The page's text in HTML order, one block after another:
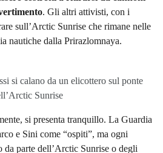
. Gli altri attivisti, con i
sull’Arctic Sunrise che rimane nelle
nautiche dalla Prirazlomnaya.
si calano da un elicottero sul ponte
Sunrise
si presenta tranquillo. La Guardia
e Sini come “ospiti”, ma ogni
da parte dell’Arctic Sunrise o degli